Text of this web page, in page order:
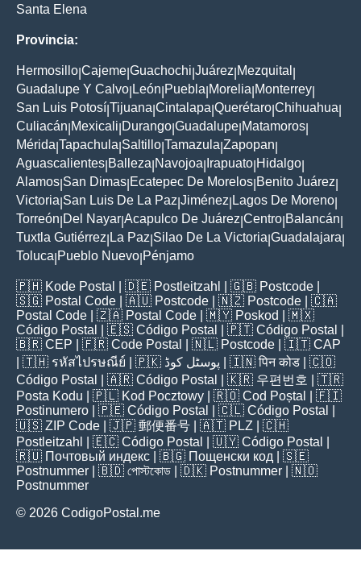
Santa Elena
Provincia:
Hermosillo Cajeme Guachochi Juárez Mezquital
Guadalupe Y Calvo León Puebla Morelia Monterrey
San Luis Potosí Tijuana Cintalapa Querétaro Chihuahua
Culiacán Mexicali Durango Guadalupe Matamoros
Mérida Tapachula Saltillo Tamazula Zapopan
Aguascalientes Balleza Navojoa Irapuato Hidalgo
Alamos San Dimas Ecatepec De Morelos Benito Juárez
Victoria San Luis De La Paz Jiménez Lagos De Moreno
Torreón Del Nayar Acapulco De Juárez Centro Balancán
Tuxtla Gutiérrez La Paz Silao De La Victoria Guadalajara
Toluca Pueblo Nuevo Pénjamo
🇵🇭 Kode Postal | 🇩🇪 Postleitzahl | 🇬🇧 Postcode
🇸🇬 Postal Code | 🇦🇺 Postcode | 🇳🇿 Postcode | 🇨🇦
Postal Code | 🇿🇦 Postal Code | 🇲🇾 Poskod
| 🇲🇽
Código Postal
| 🇪🇸 Código Postal | 🇵🇹 Código Postal
🇧🇷 CEP | 🇫🇷 Code Postal | 🇳🇱 Postcode | 🇮🇹 CAP
| 🇹🇭 รหัสไปรษณีย์ | 🇵🇰 پوسٹل کوڈ | 🇮🇳पिन कोड | 🇨🇴
Código Postal
| 🇦🇷 Código Postal | 🇰🇷 우편번호
| 🇹🇷
Posta Kodu | 🇵🇱 Kod Pocztowy | 🇷🇴 Cod Poștal
| 🇫🇮
Postinumero | 🇵🇪 Código Postal | 🇨🇱 Código Postal
🇺🇸 ZIP Code | 🇯🇵 郵便番号 | 🇦🇹 PLZ | 🇨🇭
Postleitzahl
| 🇪🇨 Código Postal | 🇺🇾 Código Postal
🇷🇺 Почтовый индекс | 🇧🇬 Пощенски код | 🇸🇪
Postnummer | 🇧🇩 পোস্টকোড | 🇩🇰 Postnummer | 🇳🇴
Postnummer
© 2026 CodigoPostal.me